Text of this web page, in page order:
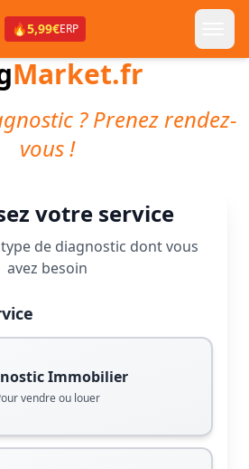
🔥5,99€ERP
Market.fr
? Prenez rendez-
vous !
votre service
de diagnostic dont vous
avez besoin
Immobilier
vendre ou louer